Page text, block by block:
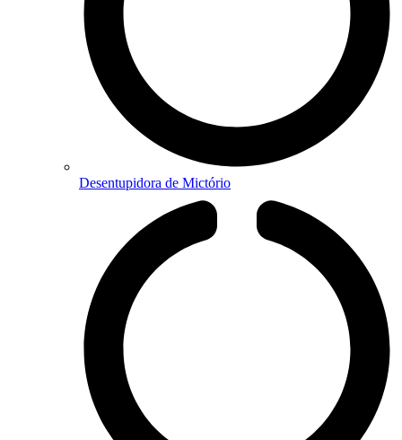
Desentupidora de Mictório